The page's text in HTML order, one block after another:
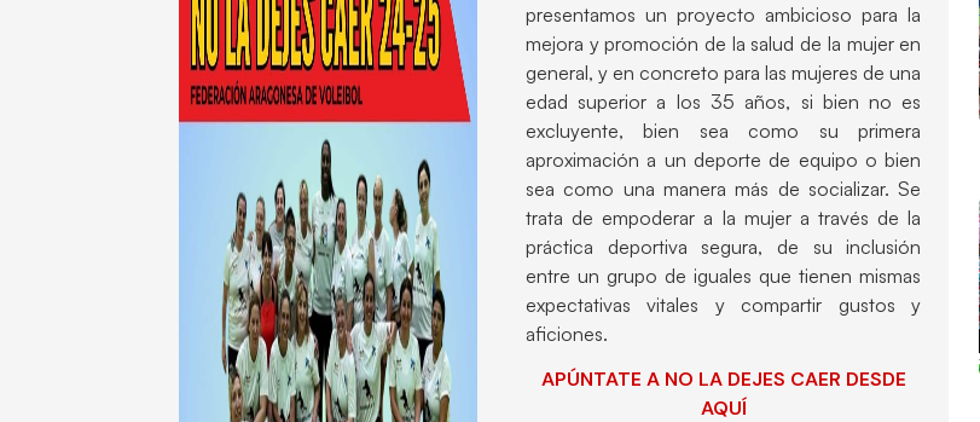
presentamos un proyecto ambicioso para la
mejora y promoción de la salud de la mujer en
general, y en concreto para las mujeres de una
edad superior a los 35 años, si bien no es
excluyente, bien sea como su primera
aproximación a un deporte de equipo o bien
sea como una manera más de socializar. Se
trata de empoderar a la mujer a través de la
práctica deportiva segura, de su inclusión
entre un grupo de iguales que tienen mismas
expectativas vitales y compartir gustos y
aficiones.
APÚNTATE A NO LA DEJES CAER DESDE
AQUÍ